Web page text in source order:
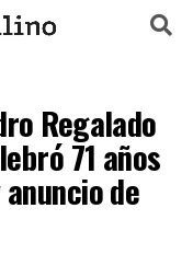
Regalado
71 años
de